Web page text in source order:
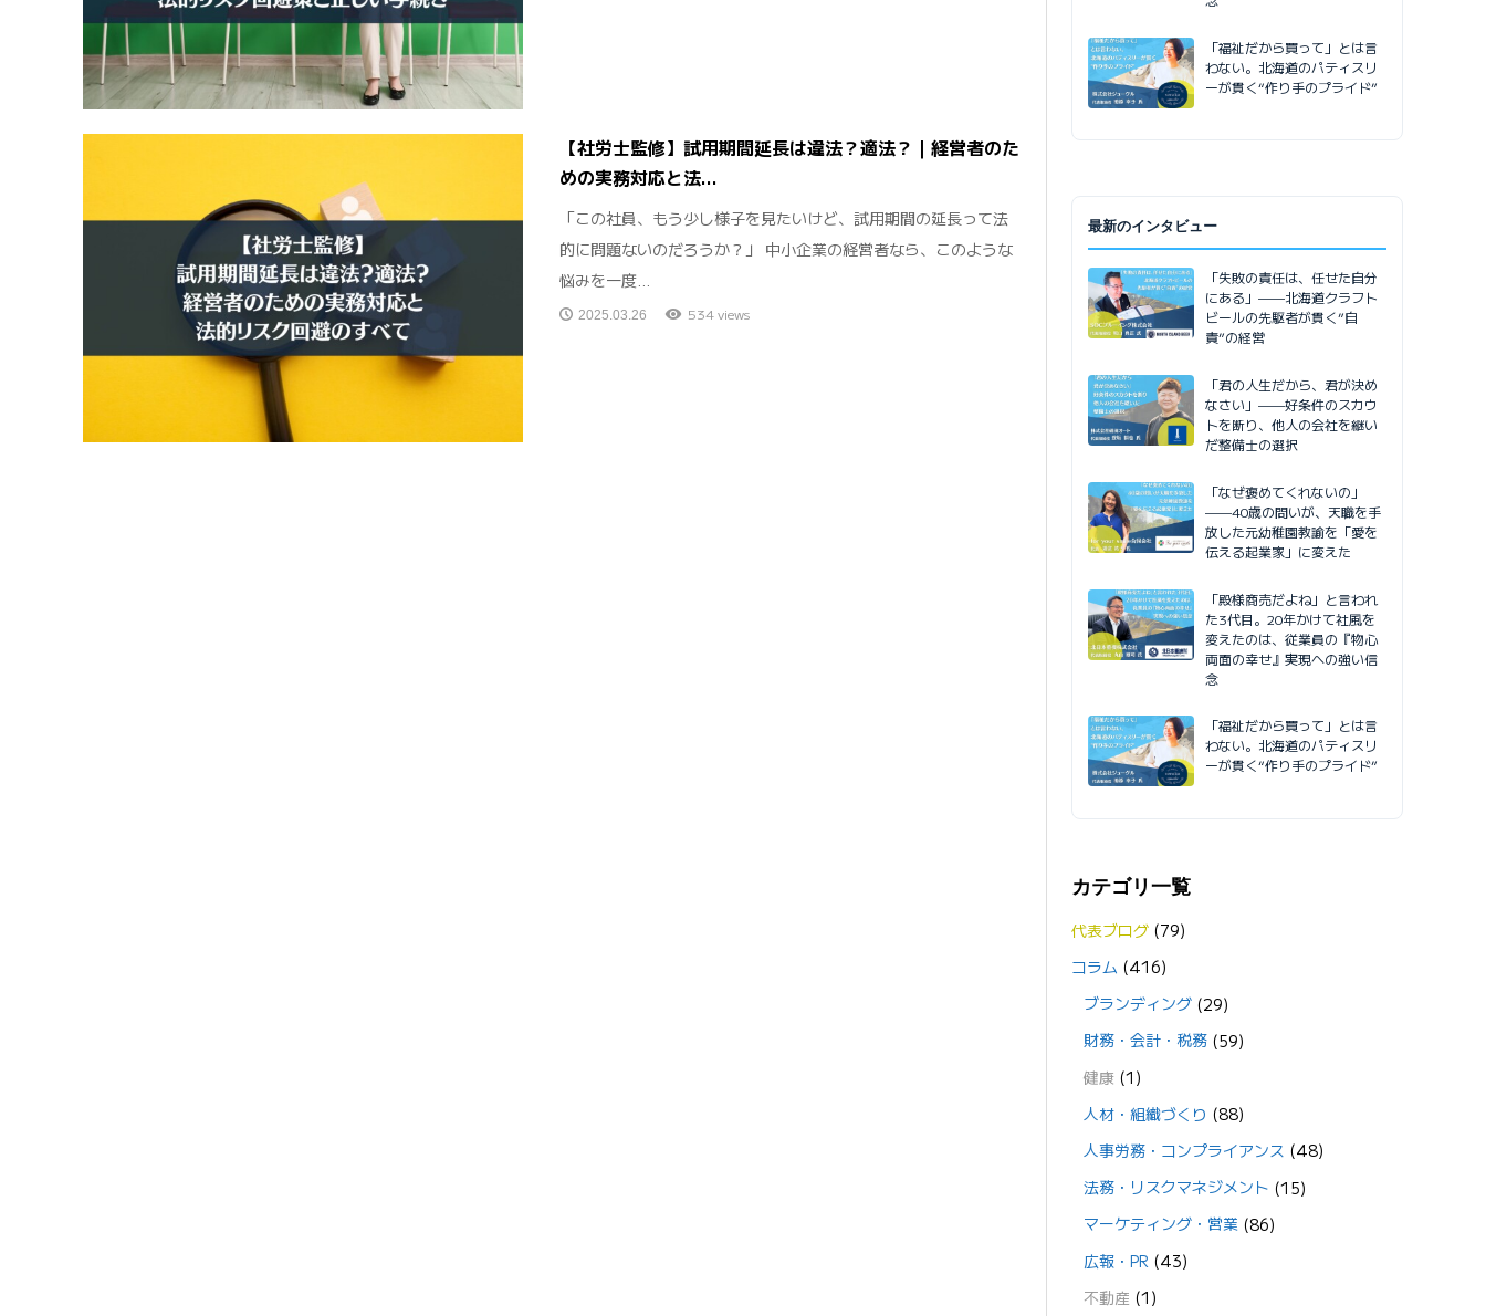
【社労士監修】試用期間延長は違法？適法？｜経営者のた
めの実務対応と法...
「この社員、もう少し様子を見たいけど、試用期間の延長って法
的に問題ないのだろうか？」 中小企業の経営者なら、このような
悩みを一度...
2025.03.26 534 views
「福祉だから買って」とは言
わない。北海道のパティスリ
ーが貫く“作り手のプライド”
最新のインタビュー
「失敗の責任は、任せた自分
にある」——北海道クラフト
ビールの先駆者が貫く”自
責”の経営
「君の人生だから、君が決め
なさい」——好条件のスカウ
トを断り、他人の会社を継い
だ整備士の選択
「なぜ褒めてくれないの」
——40歳の問いが、天職を手
放した元幼稚園教諭を「愛を
伝える起業家」に変えた
「殿様商売だよね」と言われ
た3代目。20年かけて社風を
変えたのは、従業員の『物心
両面の幸せ』実現への強い信
念
「福祉だから買って」とは言
わない。北海道のパティスリ
ーが貫く“作り手のプライド”
カテゴリ一覧
代表ブログ (79)
コラム (416)
ブランディング(29)
財務・会計・税務(59)
健康(1)
人材・組織づくり (88)
人事労務・コンプライアンス (48)
法務・リスクマネジメント (15)
マーケティング・営業 (86)
広報・PR (43)
不動産 (1)